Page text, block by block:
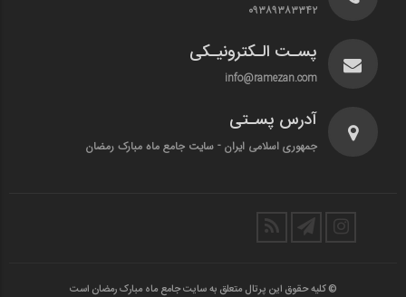
۰۹۳۸۹۳۸۳۳۴۲
پسـت الـکترونیـکی
info@ramezan.com
آدرس پسـتی
جمهوری اسلامی ایران - سایت جامع ماه مبارک رمضان
© کلیه حقوق این پرتال متعلق به سایت جامع ماه مبارک رمضان است